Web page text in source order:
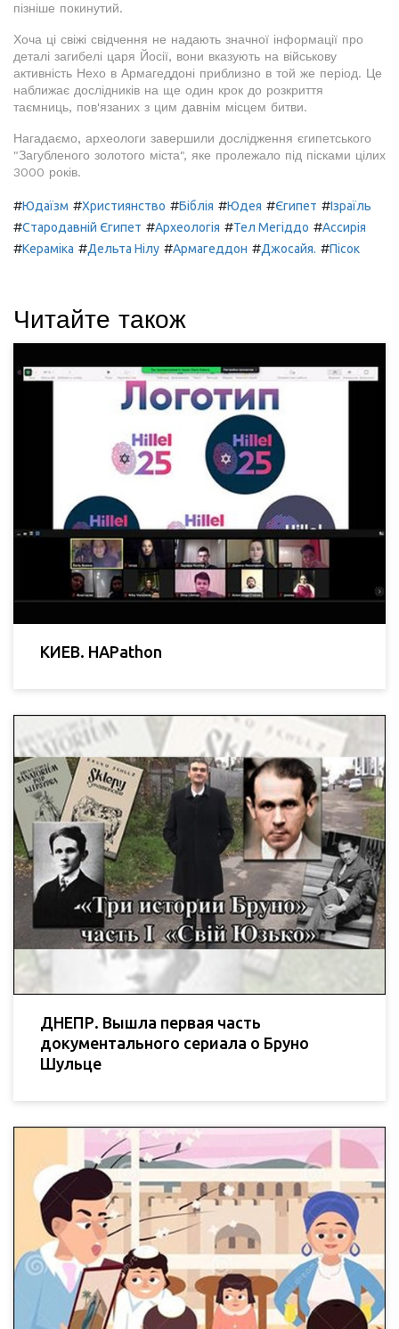
пізніше покинутий.
Хоча ці свіжі свідчення не надають значної інформації про
деталі загибелі царя Йосії, вони вказують на військову
активність Нехо в Армагеддоні приблизно в той же період. Це
наближає дослідників на ще один крок до розкриття
таємниць, пов'язаних з цим давнім місцем битви.
Нагадаємо, археологи завершили дослідження єгипетського
"Загубленого золотого міста", яке пролежало під пісками цілих
3000 років.
#Юдаїзм #Християнство #Біблія #Юдея #Єгипет #Ізраїль
#Стародавній Єгипет #Археологія #Тел Мегіддо #Ассирія
#Кераміка #Дельта Нілу #Армагеддон #Джосайя. #Пісок
Читайте також
КИЕВ. HAPathon
ДНЕПР. Вышла первая часть
документального сериала о Бруно
Шульце